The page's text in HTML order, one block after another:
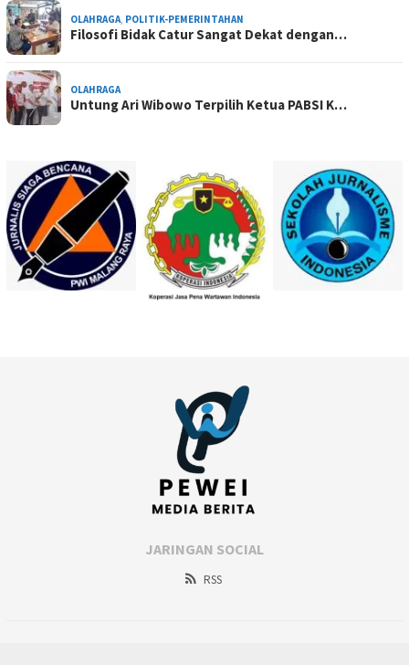
OLAHRAGA, POLITIK-PEMERINTAHAN
Filosofi Bidak Catur Sangat Dekat dengan…
OLAHRAGA
Untung Ari Wibowo Terpilih Ketua PABSI K…
JARINGAN SOCIAL
RSS